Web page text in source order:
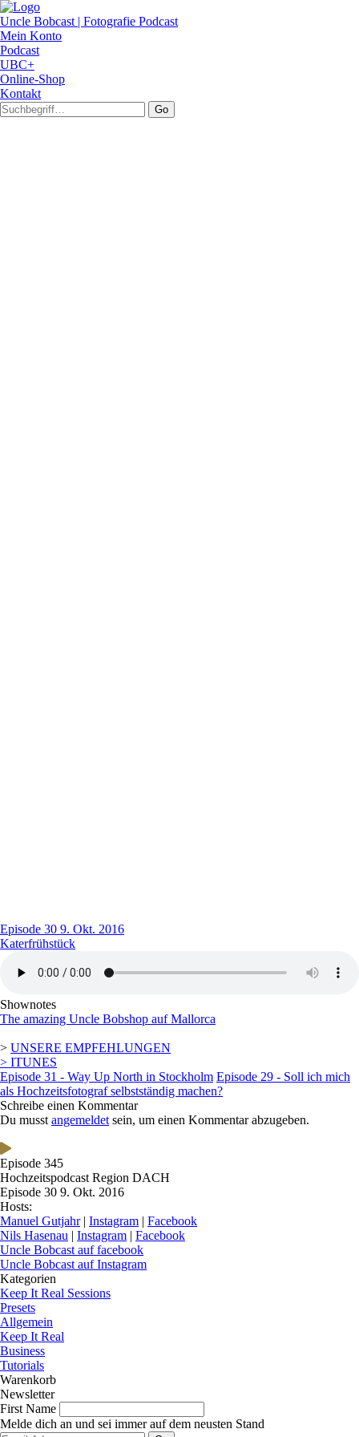
Uncle Bobcast | Fotografie Podcast
Mein Konto
Podcast
UBC+
Online-Shop
Kontakt
Go
Episode 30 9. Okt. 2016
Katerfrühstück
Shownotes
The amazing Uncle Bobshop auf Mallorca
> UNSERE EMPFEHLUNGEN
> ITUNES
Episode 31 - Way Up North in Stockholm Episode 29 - Soll ich mich
als Hochzeitsfotograf selbstständig machen?
Schreibe einen Kommentar
Du musst angemeldet sein, um einen Kommentar abzugeben.
Episode 345
Hochzeitspodcast Region DACH
Episode 30 9. Okt. 2016
Hosts:
Manuel Gutjahr| Instagram | Facebook
Nils Hasenau | Instagram | Facebook
Uncle Bobcast auf facebook
Uncle Bobcast auf Instagram
Kategorien
Keep It Real Sessions
Presets
Allgemein
Keep It Real
Business
Tutorials
Warenkorb
Newsletter
First Name
Melde dich an und sei immer auf dem neusten Stand